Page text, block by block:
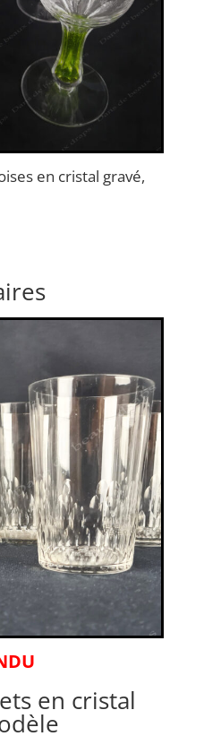
en cristal gravé,
en cristal